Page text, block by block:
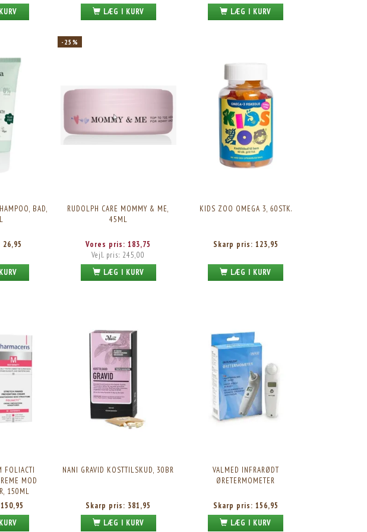
LÆG I KURV
LÆG I KURV
BAD,
26,95
-25%
RUDOLPH CARE MOMMY & ME,
45ML
Vores pris:183,75
Vejl. pris: 245,00
LÆG I KURV
KIDS ZOO OMEGA 3, 60STK.
Skarp pris: 123,95
LÆG I KURV
FOLIACTI
MOD
150ML
150,95
NANI GRAVID KOSTTILSKUD, 30BR
Skarp pris: 381,95
LÆG I KURV
VALMED INFRARØDT
ØRETERMOMETER
Skarp pris: 156,95
LÆG I KURV